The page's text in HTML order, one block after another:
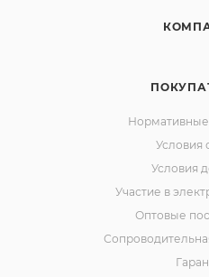
Условия
Условия
Участие в
Оптовые